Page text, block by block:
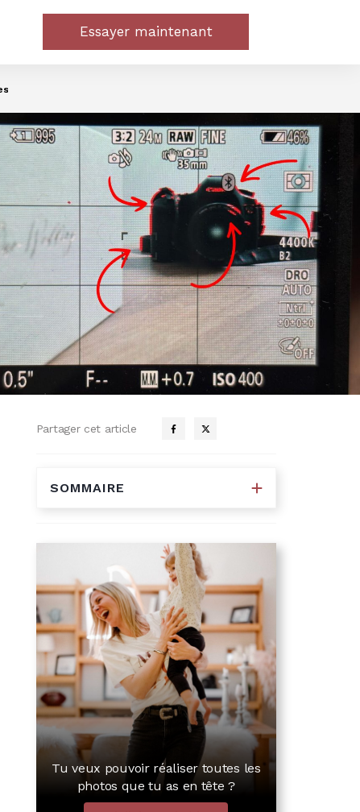
Essayer maintenant
Partager cet article
SOMMAIRE
Tu veux pouvoir réaliser toutes les
photos que tu as en tête ?